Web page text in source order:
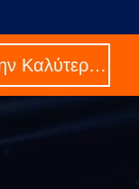
Βρείτε Την Καλύτερη Τιμή